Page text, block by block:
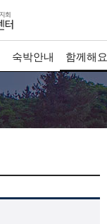
숙박안내 함께해요